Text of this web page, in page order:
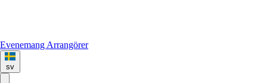
Evenemang Arrangörer
sv